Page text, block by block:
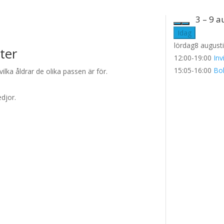
åldrar de olika passen är för.
Idag
3 – 9
lördag8
12:00-19:00
15:05-16:00